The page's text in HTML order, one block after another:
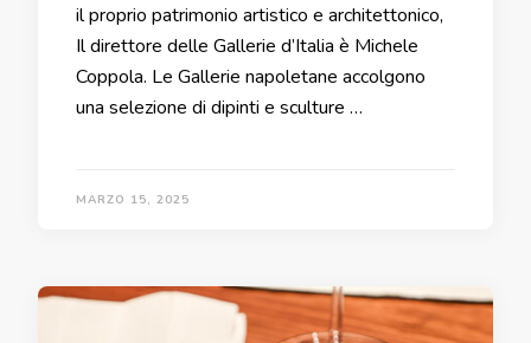
il proprio patrimonio artistico e architettonico,
Il direttore delle Gallerie d’Italia è Michele
Coppola. Le Gallerie napoletane accolgono
una selezione di dipinti e sculture …
MARZO 15, 2025